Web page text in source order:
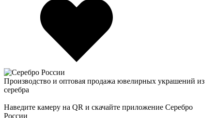
Производство и оптовая продажа ювелирных украшений из
серебра
Наведите камеру на QR и скачайте приложение Серебро
России